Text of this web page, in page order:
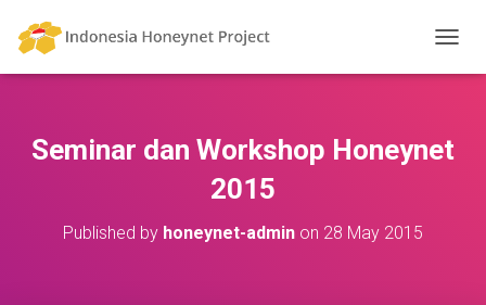
O
E
Seminar dan Workshop Honeynet
2015
Published by honeynet-admin on 28 May 2015